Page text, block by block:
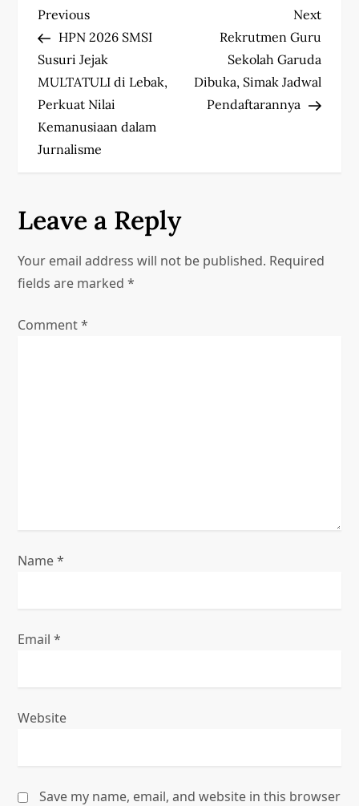
P
o
s
t
n
v
i
a
Previous
Post
Previous
HPN 2026 SMSI
Susuri Jejak
MULTATULI di Lebak,
Perkuat Nilai
Kemanusiaan dalam
Jurnalisme
Next
Next
Rekrutmen Guru
Sekolah Garuda
Dibuka, Simak Jadwal
Pendaftarannya
Leave a Reply
Your email address will not be published. Required
fields are marked*
Comment*
Name*
Email*
Website
Save my name, email, and website in this browser